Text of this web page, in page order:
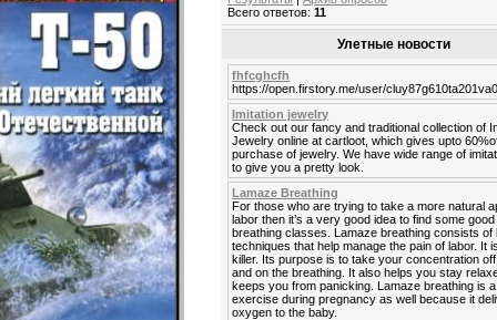
Всего ответов:11
Улетные новости
fhfcghcfh
https://open.firstory.me/user/
Imitation jewelry
Check out our fancy and traditional collection of
Jewelry online at cartloot, which gives upto
purchase of jewelry. We have wide range of
to give you a pretty look.
Lamaze Breathing
For those who are trying to take a more natural
labor then it’s a very good idea to find some
breathing classes. Lamaze breathing consists of
techniques that help manage the pain of labor. It
killer. Its purpose is to take your concentration
and on the breathing. It also helps you stay
keeps you from panicking. Lamaze breathing is
exercise during pregnancy as well because it
oxygen to the baby.